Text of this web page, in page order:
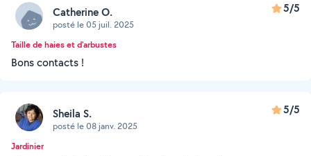
Catherine O.
posté le 05 juil. 2025
5/5
Taille de haies et d'arbustes
Bons contacts !
Sheila S.
posté le 08 janv. 2025
5/5
Jardinier